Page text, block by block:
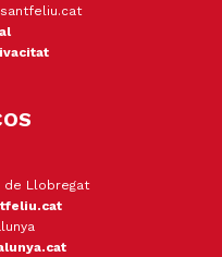
de Llobregat